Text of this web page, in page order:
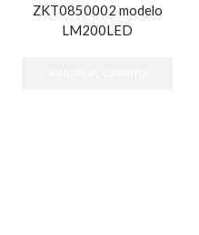
ZKT0850002 modelo
LM200LED